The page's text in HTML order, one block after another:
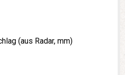
(aus Radar, mm)